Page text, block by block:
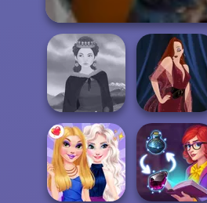
Medieval Woman Pin-up Jessica